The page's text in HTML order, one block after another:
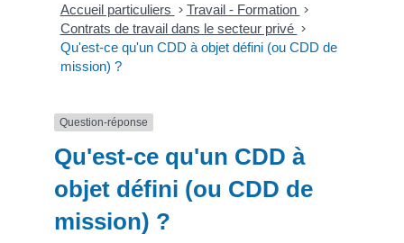
Accueil particuliers > Travail - Formation >
Contrats de travail dans le secteur privé >
Qu'est-ce qu'un CDD à objet défini (ou CDD de
mission) ?
Question-réponse
Qu'est-ce qu'un CDD à
objet défini (ou CDD de
mission) ?